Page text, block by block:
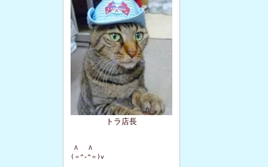
トラ店長
Λ   Λ
(＝^-^＝)v